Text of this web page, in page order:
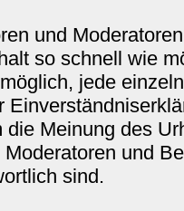
und
so schnell wie
jede
die Meinung des
und
sind.